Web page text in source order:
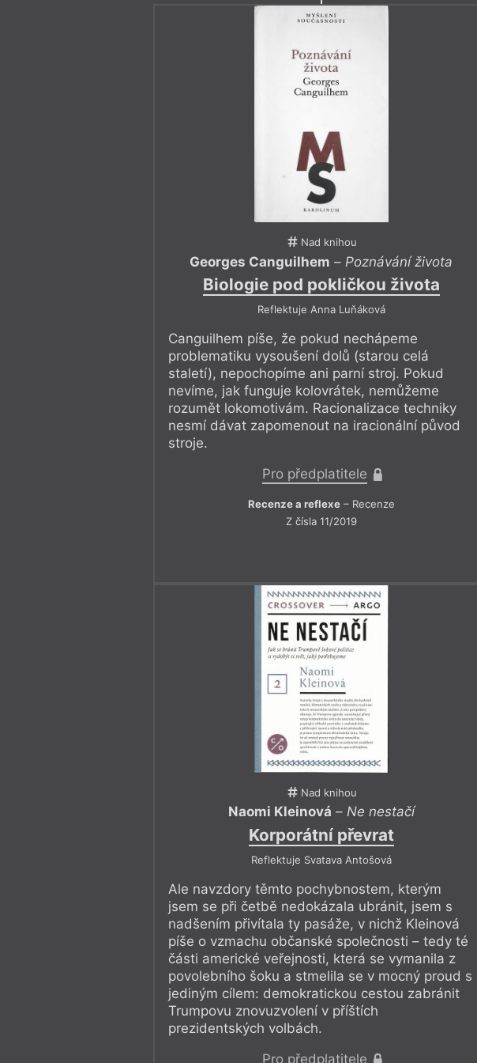
Nad knihou
Georges Canguilhem – Poznávání života
Biologie pod pokličkou života
Reflektuje Anna Luňáková
Canguilhem píše, že pokud nechápeme
problematiku vysoušení dolů (starou celá
staletí), nepochopíme ani parní stroj. Pokud
nevíme, jak funguje kolovrátek, nemůžeme
rozumět lokomotivám. Racionalizace techniky
nesmí dávat zapomenout na iracionální původ
stroje.
Pro předplatitele
Recenze a reflexe– Recenze
Z čísla 11/2019
Nad knihou
Naomi Kleinová – Ne nestačí
Korporátní převrat
Reflektuje Svatava Antošová
Ale navzdory těmto pochybnostem, kterým
jsem se při četbě nedokázala ubránit, jsem s
nadšením přivítala ty pasáže, v nichž Kleinová
píše o vzmachu občanské společnosti – tedy té
části americké veřejnosti, která se vymanila z
povolebního šoku a stmelila se v mocný proud s
jediným cílem: demokratickou cestou zabránit
Trumpovu znovuzvolení v příštích
prezidentských volbách.
Pro předplatitele